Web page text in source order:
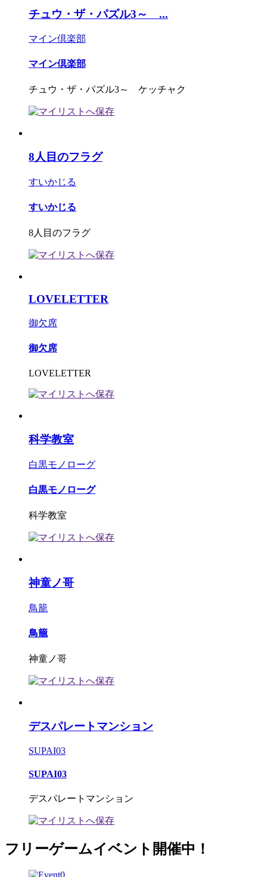
チュウ・ザ・パズル3～ ...
マイン倶楽部
マイン倶楽部
チュウ・ザ・パズル3～ ケッチャク
8人目のフラグ
すいかじる
すいかじる
8人目のフラグ
LOVELETTER
御欠席
御欠席
LOVELETTER
科学教室
白黒モノローグ
白黒モノローグ
科学教室
神童ノ哥
鳥籠
鳥籠
神童ノ哥
デスパレートマンション
SUPAI03
SUPAI03
デスパレートマンション
フリーゲームイベント開催中！